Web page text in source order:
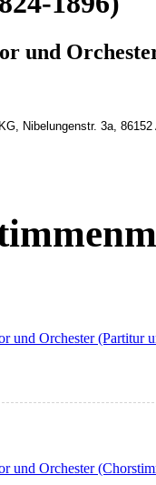
und
Nibelungenstr. 3a,
und Orchester (Partitur
und Orchester